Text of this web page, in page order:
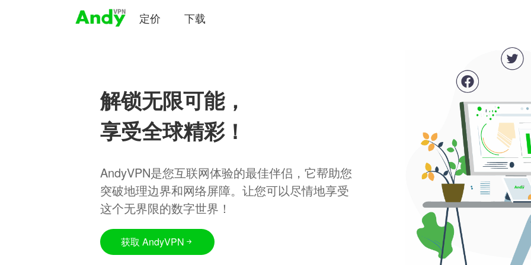
定价 下载
解锁无限可能，
享受全球精彩！
AndyVPN是您互联网体验的最佳伴侣，它帮助您
突破地理边界和网络屏障。让您可以尽情地享受
这个无界限的数字世界！
获取 AndyVPN